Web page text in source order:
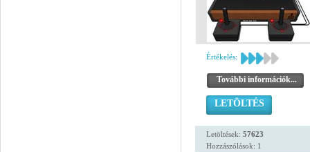
Értékelés:
További információk...
LETÖLTÉS
Letöltések: 57623
Hozzászólások: 1